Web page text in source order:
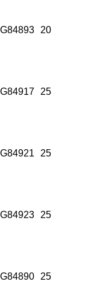
G84893 20
G84917 25
G84921 25
G84923 25
G84890 25